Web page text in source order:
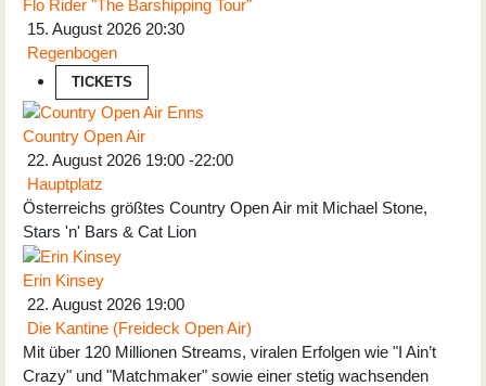
Flo Rider "The Barshipping Tour"
15. August 2026 20:30
Regenbogen
TICKETS
Country Open Air
22. August 2026 19:00 -22:00
Hauptplatz
Österreichs größtes Country Open Air mit Michael Stone,
Stars 'n' Bars & Cat Lion
Erin Kinsey
22. August 2026 19:00
Die Kantine (Freideck Open Air)
Mit über 120 Millionen Streams, viralen Erfolgen wie "I Ain’t
Crazy" und "Matchmaker" sowie einer stetig wachsenden